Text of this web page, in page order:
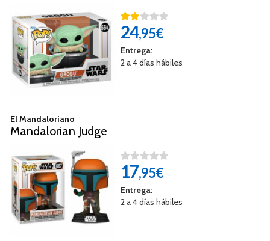
24,95€
Entrega:
2 a 4 días hábiles
El Mandaloriano
Mandalorian Judge
17,95€
Entrega:
2 a 4 días hábiles